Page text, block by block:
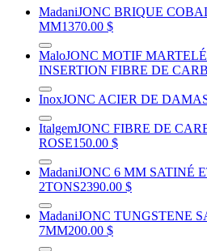
MadaniJONC BRIQUE
MM1370.00 $
MaloJONC MOTIF
INSERTION FIBRE DE
InoxJONC ACIER DE
ItalgemJONC FIBRE DE
ROSE150.00 $
MadaniJONC 6 MM SATINÉ
2TONS2390.00 $
MadaniJONC TUNGSTENE
7MM200.00 $